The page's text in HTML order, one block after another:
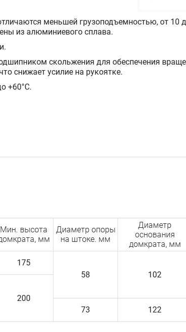
меньшей грузоподъемностью, от 10
из алюминиевого сплава.
скольжения для обеспечения
снижает усилие на рукоятке.
+60°С.
Мин. высота
мм
Диаметр опоры
на штоке. мм
Диаметр
основания
домкрата, мм
175
58
102
200
73 122